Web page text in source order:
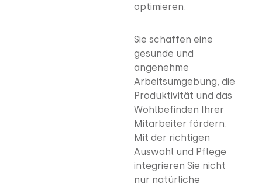
optimieren.
Sie schaffen eine
gesunde und
angenehme
Arbeitsumgebung, die
Produktivität und das
Wohlbefinden Ihrer
Mitarbeiter fördern.
Mit der richtigen
Auswahl und Pflege
integrieren Sie nicht
nur natürliche